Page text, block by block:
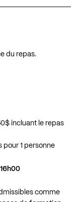
du repas.
incluant le repas
pour 1 personne
comme